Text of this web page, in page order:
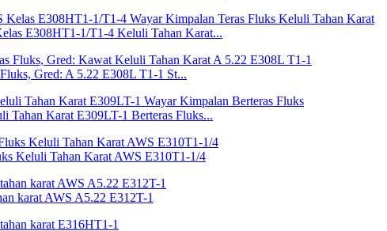
E308HT1-1/T1-4 Keluli Tahan Karat...
Gred: A 5.22 E308L T1-1 St...
Tahan Karat E309LT-1 Berteras Fluks...
Keluli Tahan Karat AWS E310T1-1/4
karat AWS A5.22 E312T-1